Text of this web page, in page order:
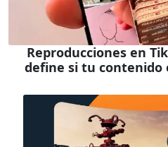
Reproducciones en
define si tu contenido